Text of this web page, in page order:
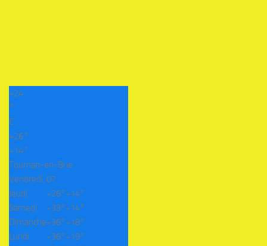
+24
°
C
+26°
+14°
Tournan-en-Brie
Vendredi, 07
Jeudi
+26°+14°
Samedi
+33°+14°
Dimanche+36°+18°
Lundi
+36°+19°